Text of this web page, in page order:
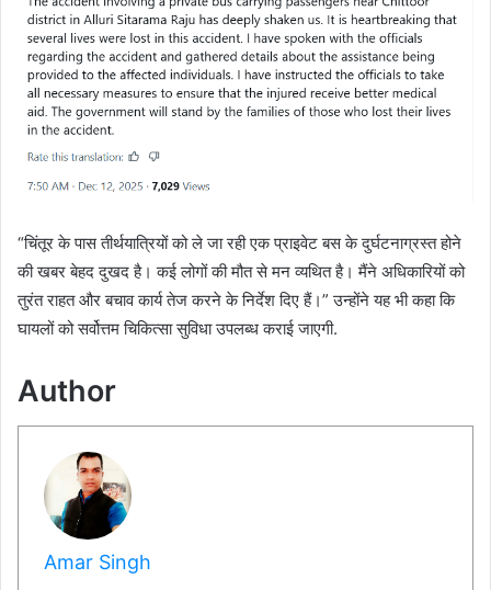
“चिंतूर के पास तीर्थयात्रियों को ले जा रही एक प्राइवेट बस के दुर्घटनाग्रस्त होने
की खबर बेहद दुखद है। कई लोगों की मौत से मन व्यथित है। मैंने अधिकारियों को
तुरंत राहत और बचाव कार्य तेज करने के निर्देश दिए हैं।” उन्होंने यह भी कहा कि
घायलों को सर्वोत्तम चिकित्सा सुविधा उपलब्ध कराई जाएगी.
Author
Amar Singh